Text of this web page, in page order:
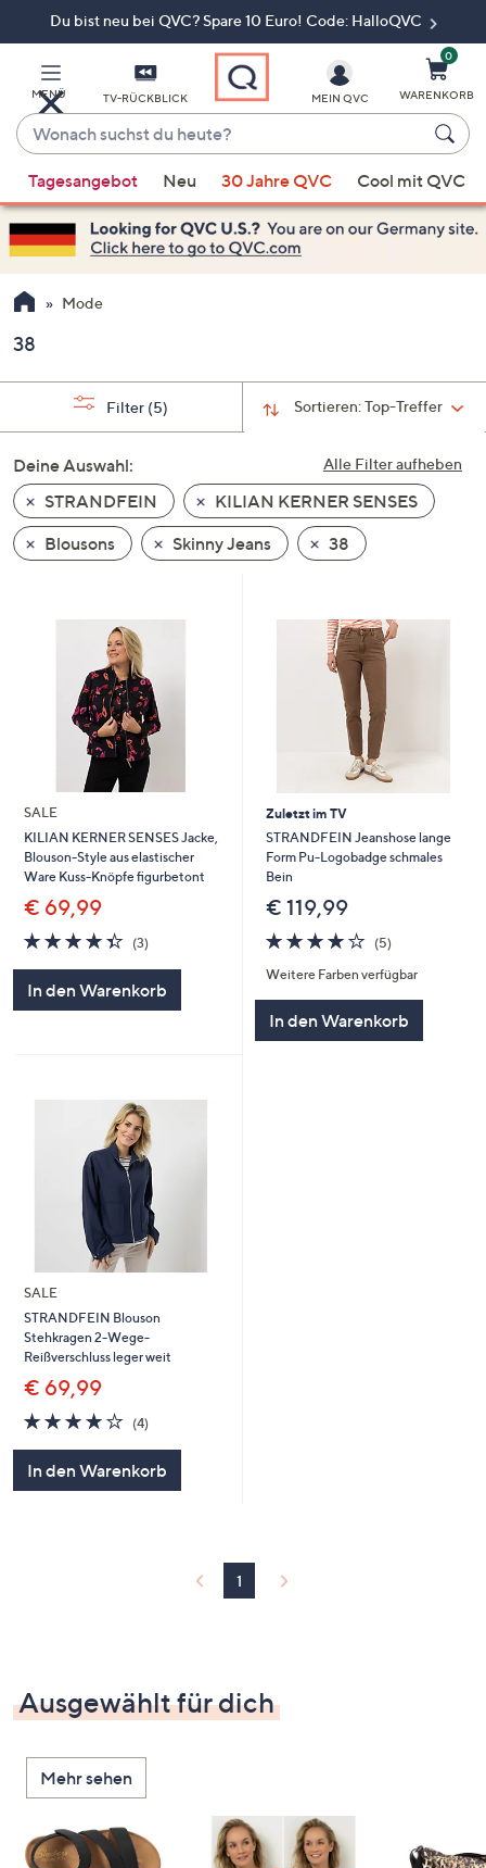
Du bist neu bei QVC? Spare 10 Euro! Code: HalloQVC
MENÜ TV-RÜCKBLICK
Wonach
suchst
du
heute?
Vorschläge
verfügbar
sind,
verwenden
Sie
Pfeiltasten
nach
und
nach
unten
oder
wischen
Sie
diese
anzuzeigen.
MEIN QVC
0
WARENKORB
Tagesangebot Neu 30 Jahre QVC Cool mit QVC
Mode
38
Sortieren:Top-Treffer
Filter (5)
Alle Filter aufheben
Deine Auswahl:
STRANDFEIN
KILIAN KERNER SENSES
Blousons
Skinny Jeans 38
SALE
KILIAN KERNER SENSES Jacke,
Blouson-Style aus elastischer
Ware Kuss-Knöpfe figurbetont
€ 69,99
4.3
von
(3)3
In den Warenkorb
Zuletzt im TV
STRANDFEIN Jeanshose lange
Form Pu-Logobadge schmales
Bein
€ 119,99
3.8
von
5
(5)5
Weitere Farben verfügbar
In den Warenkorb
SALE
STRANDFEIN Blouson
Stehkragen 2-Wege-
Reißverschluss leger weit
€ 69,99
3.8
von
(4)4
In den Warenkorb
1
Ausgewählt für dich
Mehr sehen